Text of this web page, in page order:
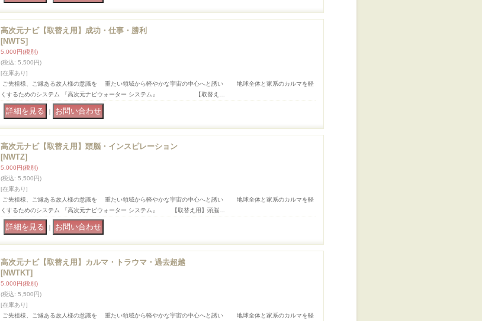
高次元ナビ【取替え用】成功・仕事・勝利
[NWTS]
5,000円(税別)
(税込: 5,500円)
[在庫あり]
ご先祖様、ご縁ある故人様の意識を 重たい領域から軽やかな宇宙の中心へと誘い 地球全体と家系のカルマを軽
くするためのシステム 『高次元ナビウォーター システム』 【取替え…
｜
高次元ナビ【取替え用】頭脳・インスピレーション
[NWTZ]
5,000円(税別)
(税込: 5,500円)
[在庫あり]
ご先祖様、ご縁ある故人様の意識を 重たい領域から軽やかな宇宙の中心へと誘い 地球全体と家系のカルマを軽
くするためのシステム 『高次元ナビウォーター システム』 【取替え用】頭脳…
｜
高次元ナビ【取替え用】カルマ・トラウマ・過去超越
[NWTKT]
5,000円(税別)
(税込: 5,500円)
[在庫あり]
ご先祖様、ご縁ある故人様の意識を 重たい領域から軽やかな宇宙の中心へと誘い 地球全体と家系のカルマを軽